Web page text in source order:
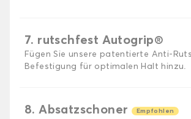
7. rutschfest Autogrip®
Fügen Sie unsere patentierte Anti-
Befestigung für optimalen Halt hinzu.
8. Absatzschoner Empfohlen